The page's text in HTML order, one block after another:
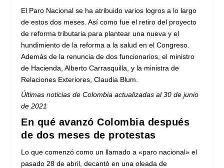
El Paro Nacional se ha atribuido varios logros a lo largo
de estos dos meses. Así como fue el retiro del proyecto
de reforma tributaria para plantear una nueva y el
hundimiento de la reforma a la salud en el Congreso.
Además de la renuncia de dos funcionarios, el ministro
de Hacienda, Alberto Carrasquilla, y la ministra de
Relaciones Exteriores, Claudia Blum.
Últimas noticias de Colombia actualizadas al 30 de junio
de 2021
En qué avanzó Colombia después
de dos meses de protestas
Lo que comenzó como un llamado a «paro nacional» el
pasado 28 de abril, decantó en una oleada de